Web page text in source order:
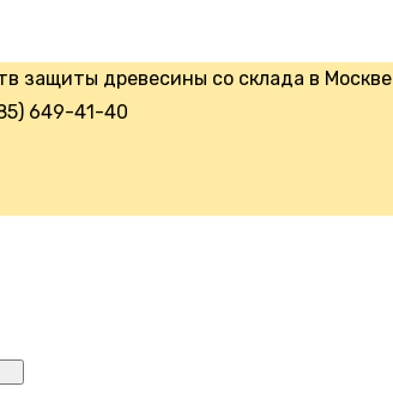
защиты древесины со склада в Москве
649-41-40